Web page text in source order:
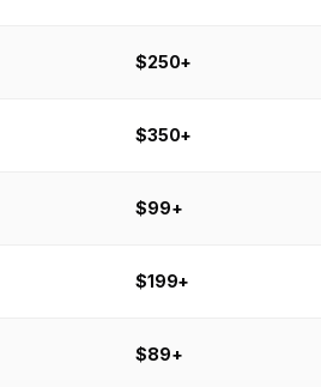
$250+
$350+
$99+
$199+
$89+